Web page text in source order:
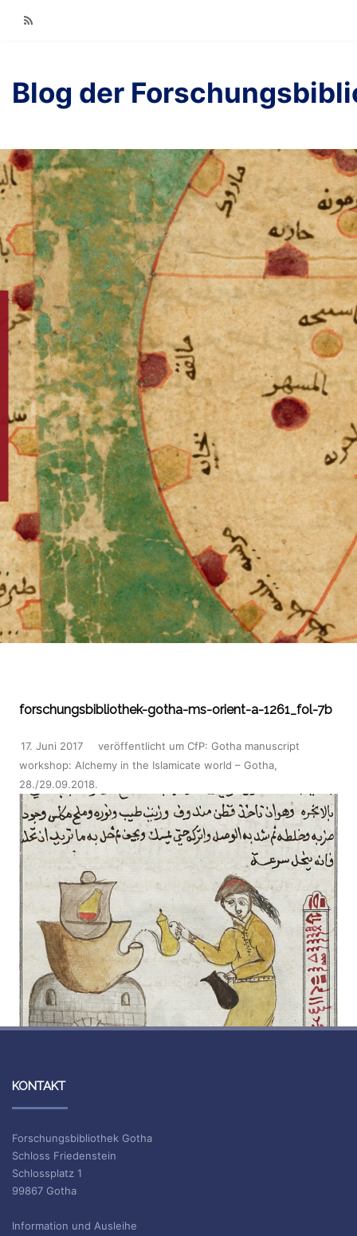
Blog der
forschungsbibliothek-gotha-ms-orient-a-1261_fol-7b
veröffentlicht
17. Juni 2017 um CfP: Gotha manuscript
workshop: Alchemy in the Islamicate world – Gotha,
28./29.09.2018.
KONTAKT
Forschungsbibliothek Gotha
Schloss Friedenstein
Schlossplatz 1
99867 Gotha
Information und Ausleihe